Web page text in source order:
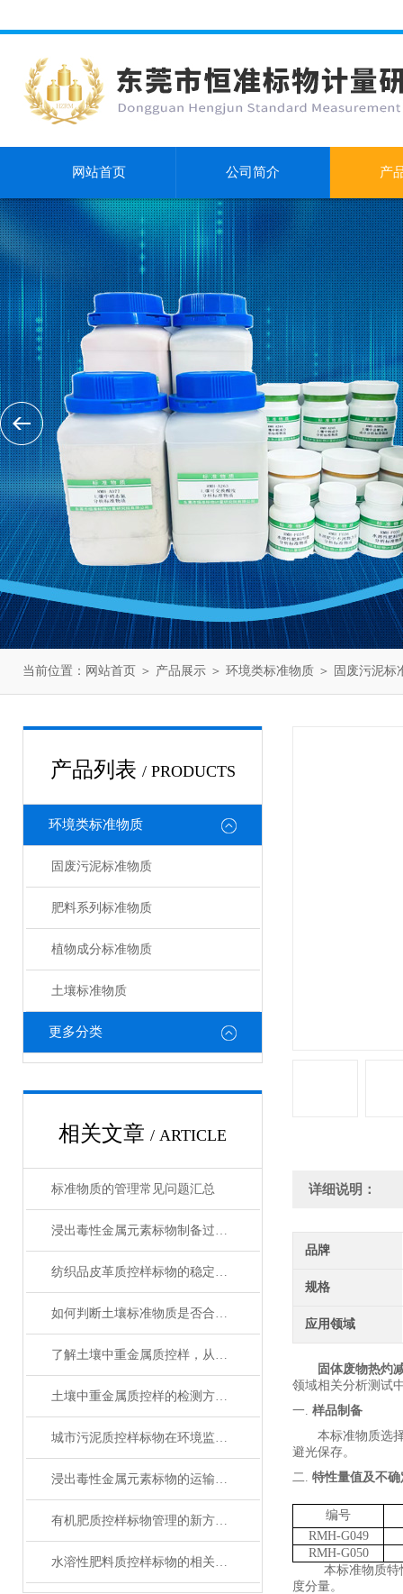
网站首页 公司简介 产
当前位置： 网站首页 ＞ 产品展示 ＞ 环境类标准物质 ＞ 固废污泥标
产品列表 / PRODUCTS
环境类标准物质
固废污泥标准物质
肥料系列标准物质
植物成分标准物质
土壤标准物质
更多分类
相关文章 / ARTICLE
标准物质的管理常见问题汇总
浸出毒性金属元素标物制备过程中的质量控制分析
纺织品皮革质控样标物的稳定性与保存条件解析
如何判断土壤标准物质是否合格？
了解土壤中重金属质控样，从这里开始！
土壤中重金属质控样的检测方法与操作规范指南
城市污泥质控样标物在环境监测和风险评估中扮演什么角色？
浸出毒性金属元素标物的运输与储存
有机肥质控样标物管理的新方法与新思路
水溶性肥料质控样标物的相关知识普及
详细说明：
品牌
规格
应用领域
固体废物热灼
领域相关分析测试
一. 样品制备
本标准物质选
避光保存。
二. 特性量值及不确
编号
RMH-G049
RMH-G050
本标准物质
度分量。